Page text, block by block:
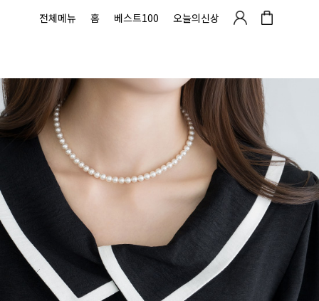
전체메뉴 홈 베스트100 오늘의신상